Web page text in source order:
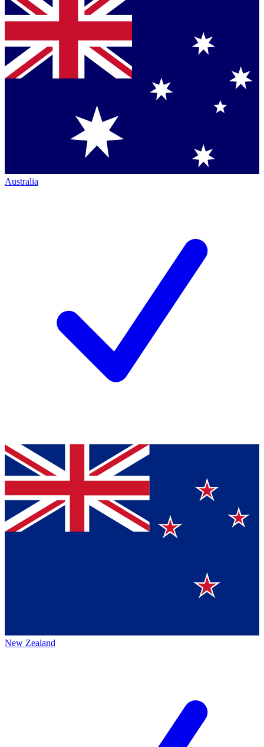
Australia
New Zealand